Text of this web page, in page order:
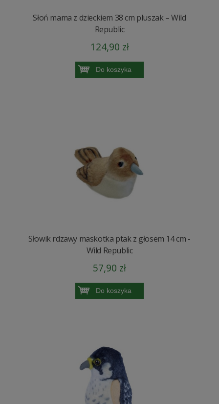
Słoń mama z dzieckiem 38 cm pluszak – Wild
Republic
124,90 zł
Do koszyka
Słowik rdzawy maskotka ptak z głosem 14 cm -
Wild Republic
57,90 zł
Do koszyka